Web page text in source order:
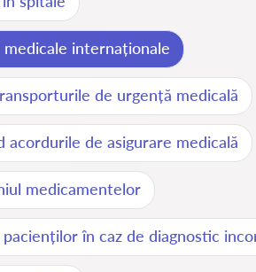
internaționale
de urgență medicală
acordurile de asigurare medicală
medicamentelor
în caz de diagnostic